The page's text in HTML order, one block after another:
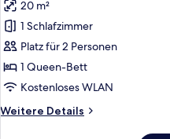
für
Doppelzimmer
(Church
View,
hear
ring)
20 m²
1 Schlafzimmer
Platz für 2 Personen
1 Queen-Bett
Kostenloses WLAN
Weitere Details
Weitere